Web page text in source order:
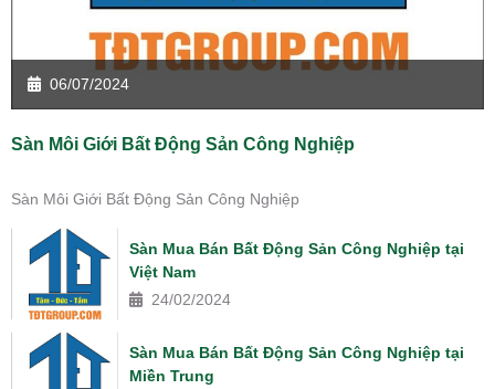
06/07/2024
Sàn Môi Giới Bất Động Sản Công Nghiệp
Sàn Môi Giới Bất Động Sản Công Nghiệp
Sàn Mua Bán Bất Động Sản Công Nghiệp tại
Việt Nam
24/02/2024
Sàn Mua Bán Bất Động Sản Công Nghiệp tại
Miền Trung